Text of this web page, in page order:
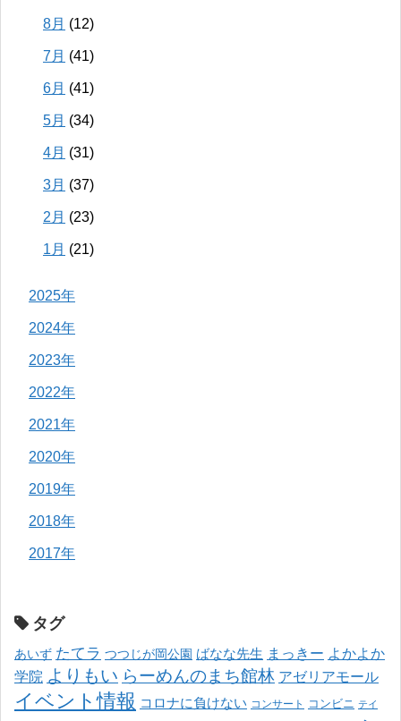
8月 (12)
7月 (41)
6月 (41)
5月 (34)
4月 (31)
3月 (37)
2月 (23)
1月 (21)
2025年
2024年
2023年
2022年
2021年
2020年
2019年
2018年
2017年
タグ
あいず たてラ つつじが岡公園 ばなな先生 まっきー よかよか
学院 よりもい らーめんのまち館林 アゼリアモール
イベント情報 コロナに負けない コンサート コンビニ テイ